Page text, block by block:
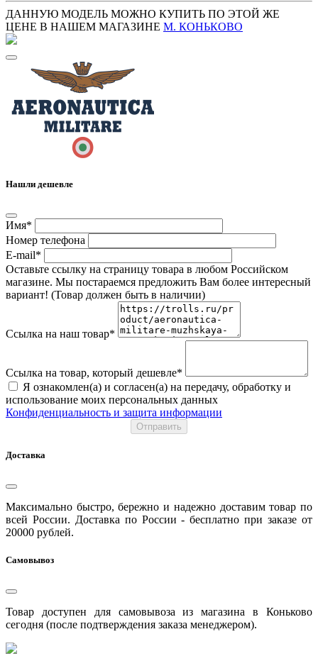
ДАННУЮ МОДЕЛЬ МОЖНО КУПИТЬ ПО ЭТОЙ ЖЕ
ЦЕНЕ В НАШЕМ МАГАЗИНЕ М. КОНЬКОВО
Нашли дешевле
Имя*
Номер телефона
E-mail*
Оставьте ссылку на страницу товара в любом Российском
магазине. Мы постараемся предложить Вам более интересный
вариант! (Товар должен быть в наличии)
Ссылка на наш товар*
Ссылка на товар, который дешевле*
Я ознакомлен(а) и согласен(а) на передачу, обработку и
использование моих персональных данных
Конфиденциальность и защита информации
Отправить
Доставка
Максимально быстро, бережно и надежно доставим товар по
всей России. Доставка по России - бесплатно при заказе от
20000 рублей.
Самовывоз
Товар доступен для самовывоза из магазина в Коньково
сегодня (после подтверждения заказа менеджером).